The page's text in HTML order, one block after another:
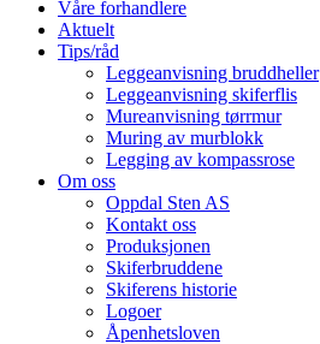
Våre forhandlere
Aktuelt
Tips/råd
Leggeanvisning bruddheller
Leggeanvisning skiferflis
Mureanvisning tørrmur
Muring av murblokk
Legging av kompassrose
Om oss
Oppdal Sten AS
Kontakt oss
Produksjonen
Skiferbruddene
Skiferens historie
Logoer
Åpenhetsloven